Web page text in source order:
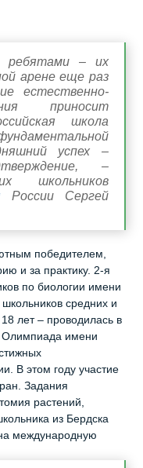
ребятами – их
арене еще раз
естественно-
приносит
школа
успех –
–
школьников
России Сергей
победителем,
и за практику. 2-я
по биологии имени
средних и
лет – проводилась в
Олимпиада имени
В этом году участие
Задания
растений,
из Бердска
международную